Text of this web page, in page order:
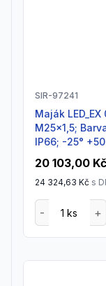
SIR-97241
Maják LED_EX 070 FLR S_Hliník; 40/80 V; AC/DC;
M25x1,5;
IP66; -25°
20 103,00 Kč
24 324,63 Kč s